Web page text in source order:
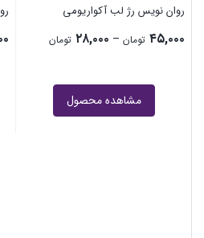
روان نویس آویز دار هشت پا
۴۵,۰۰۰ تومان
مشاهده محصول